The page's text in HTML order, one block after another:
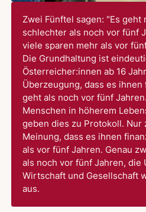
Zwei Fünftel sagen: "Es geht
schlechter als noch vor fünf
viele sparen mehr als vor
Die Grundhaltung ist
Österreicher:innen ab 16
Überzeugung, dass es
geht als noch vor fünf
Menschen in höherem
geben dies zu Protokoll. Nur
Meinung, dass es ihnen
als vor fünf Jahren. Genau
als noch vor fünf Jahren, die
Wirtschaft und Gesellschaft
aus.